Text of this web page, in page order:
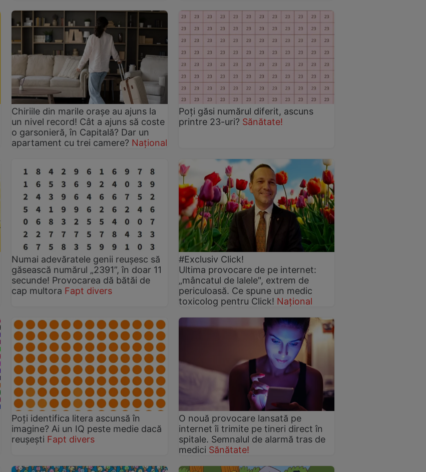
Chiriile din marile orașe au ajuns la
un nivel record! Cât a ajuns să coste
o garsonieră, în Capitală? Dar un
apartament cu trei camere? Național
Poţi găsi numărul diferit, ascuns
printre 23-uri? Sănătate!
Numai adevăratele genii reușesc să
găsească numărul „2391”, în doar 11
secunde! Provocarea dă bătăi de
cap multora Fapt divers
#Exclusiv Click!
Ultima provocare de pe internet:
„mâncatul de lalele", extrem de
periculoasă. Ce spune un medic
toxicolog pentru Click! Național
Poți identifica litera ascunsă în
imagine? Ai un IQ peste medie dacă
reușești Fapt divers
O nouă provocare lansată pe
internet îi trimite pe tineri direct în
spitale. Semnalul de alarmă tras de
medici Sănătate!